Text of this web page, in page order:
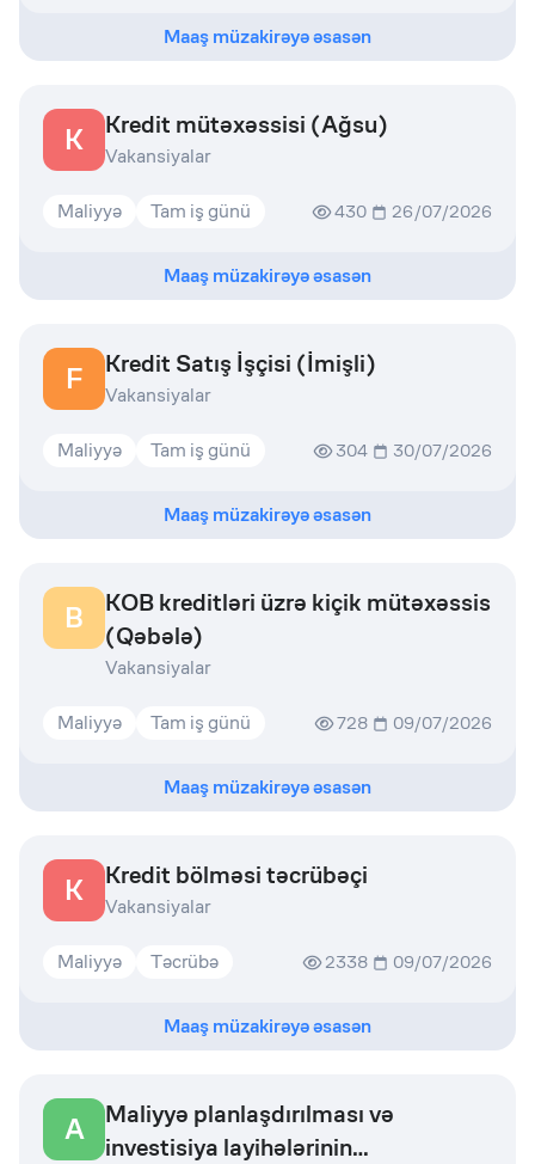
Maaş müzakirəyə əsasən
K Kredit mütəxəssisi (Ağsu)
Vakansiyalar
Maliyyə Tam iş günü 430 26/07/2026
Maaş müzakirəyə əsasən
F Kredit Satış İşçisi (İmişli)
Vakansiyalar
Maliyyə Tam iş günü 304 30/07/2026
Maaş müzakirəyə əsasən
B
KOB kreditləri üzrə kiçik mütəxəssis
(Qəbələ)
Vakansiyalar
Maliyyə Tam iş günü 728 09/07/2026
Maaş müzakirəyə əsasən
K Kredit bölməsi təcrübəçi
Vakansiyalar
Maliyyə Təcrübə 2338 09/07/2026
Maaş müzakirəyə əsasən
A
Maliyyə planlaşdırılması və
investisiya layihələrinin